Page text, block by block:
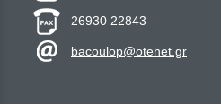
26930 22843
bacoulop@otenet.gr